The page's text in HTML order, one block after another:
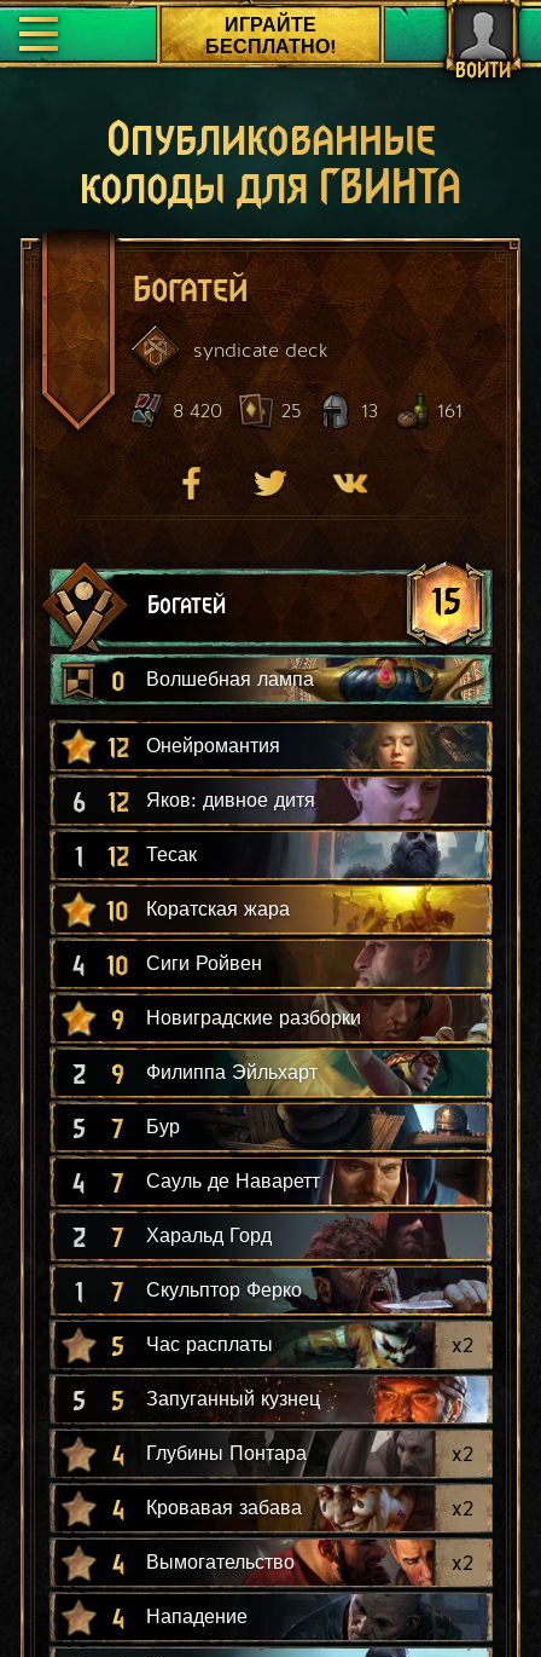
ВОЙТИ
ИГРАЙТЕ
БЕСПЛАТНО!
Опубликованные
колоды для ГВИНТА
Богатей
syndicate deck
8 420 25 13 161
Богатей 15
0 Волшебная лампа
12 Онейромантия
6 12 Яков: дивное дитя
1 12 Тесак
10 Коратская жара
4 10 Сиги Ройвен
9 Новиградские разборки
2 9 Филиппа Эйльхарт
5 7 Бур
4 7 Сауль де Наваретт
2 7 Харальд Горд
1 7 Скульптор Ферко
5 Час расплаты x2
5 5 Запуганный кузнец
4 Глубины Понтара x2
4 Кровавая забава x2
4 Вымогательство x2
4 Нападение